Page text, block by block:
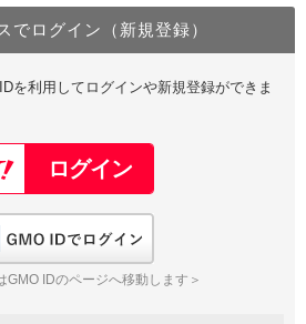
でログイン（新規登録）
を利用してログインや新規登録ができま
GMO IDのページへ移動します＞